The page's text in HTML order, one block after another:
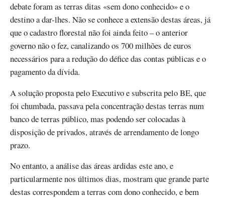
debate foram as terras ditas «sem dono conhecido» e o
destino a dar-lhes. Não se conhece a extensão destas áreas, já
que o cadastro florestal não foi ainda feito – o anterior
governo não o fez, canalizando os 700 milhões de euros
necessários para a redução do défice das contas públicas e o
pagamento da dívida.
A solução proposta pelo Executivo e subscrita pelo BE, que
foi chumbada, passava pela concentração destas terras num
banco de terras público, mas podendo ser colocadas à
disposição de privados, através de arrendamento de longo
prazo.
No entanto, a análise das áreas ardidas este ano, e
particularmente nos últimos dias, mostram que grande parte
destas correspondem a terras com dono conhecido, e bem